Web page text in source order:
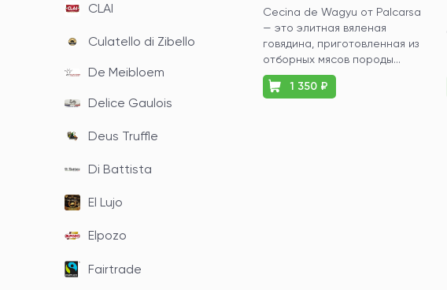
CLAI
Culatello di Zibello
De Meibloem
Delice Gaulois
Deus Truffle
Di Battista
El Lujo
Elpozo
Fairtrade
Cecina de Wagyu от Palcarsa
— это элитная вяленая
говядина, приготовленная из
отборных мясов породы...
1 350 ₽